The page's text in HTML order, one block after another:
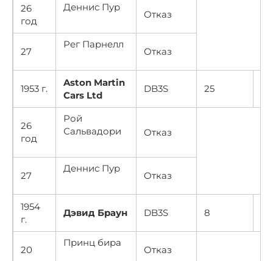
26
год
Деннис Пур
Отказ
27
Рег Парнелл
Отказ
1953 г.
Aston Martin
Cars Ltd
DB3S 25
26
год
Рой
Сальвадори
Отказ
27
Деннис Пур
Отказ
1954
г.
Дэвид Браун DB3S 8
20
Принц бира
Отказ